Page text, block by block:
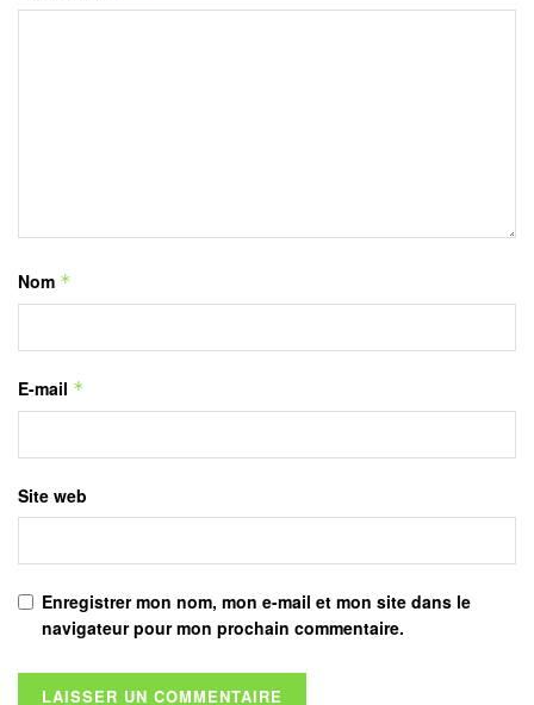
Nom *
E-mail *
Site web
Enregistrer mon nom, mon e-mail et mon site dans le
navigateur pour mon prochain commentaire.